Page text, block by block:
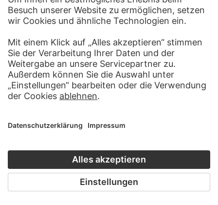
DANIEL CHODOWIECKI
Clarissa steht, in Hut und
Umhang…
DANIEL CHODOWIECKI